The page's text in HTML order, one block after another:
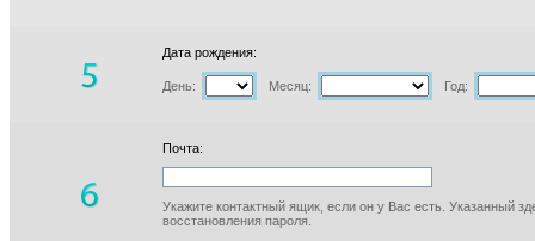
Дата рождения:
День: Месяц: Год:
Почта:
Укажите контактный ящик, если он у Вас есть. Указанный
восстановления пароля.